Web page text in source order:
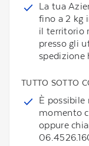
La tua
fino a 2 kg
il territorio
presso gli
spedizione
TUTTO SOTTO
È possibile
momento
oppure